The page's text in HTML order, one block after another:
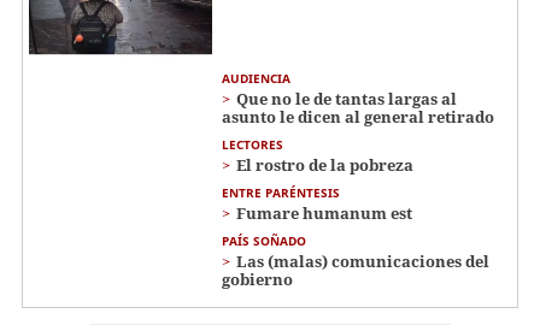
AUDIENCIA
Que no le de tantas largas al
asunto le dicen al general retirado
LECTORES
El rostro de la pobreza
ENTRE PARÉNTESIS
Fumare humanum est
PAÍS SOÑADO
Las (malas) comunicaciones del
gobierno